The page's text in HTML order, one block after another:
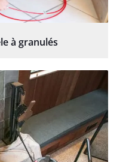
à granulés